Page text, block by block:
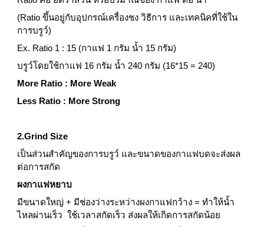
(Ratio ขึ้นอยู่กับอุปกรณ์เครื่องชง วิธีการ และเทคนิคที่ใช้ใน
การบรูว์)
Ex. Ratio 1 : 15 (กาแฟ 1 กรัม น้ำ 15 กรัม)
บรูว์โดยใช้กาแฟ 16 กรัม น้ำ 240 กรัม (16*15 = 240)
More Ratio : More Weak
Less Ratio : More Strong
2.Grind Size
เป็นส่วนสำคัญของการบรูว์ และขนาดของกาแฟบดจะส่งผล
ต่อการสกัด
ผงกาแฟหยาบ
มีขนาดใหญ่ + มีช่องว่างระหว่างผงกาแฟกว้าง = ทำให้น้ำ
ไหลผ่านเร็ว  ใช้เวลาสกัดเร็ว ส่งผลให้เกิดการสกัดน้อย